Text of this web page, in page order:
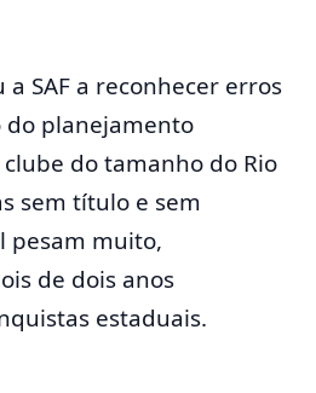
a SAF a reconhecer erros
planejamento
do tamanho do Rio
sem título e sem
pesam muito,
de dois anos
estaduais.